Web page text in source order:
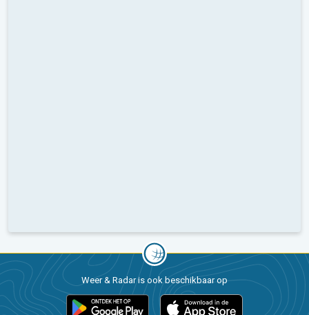
Weer & Radar is ook beschikbaar op